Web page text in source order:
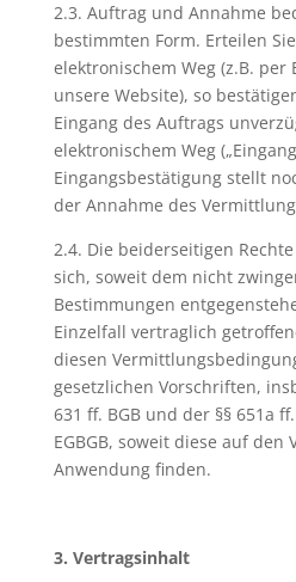
Einzelleistung
2.3. Auftrag und Annahme
bestimmten Form. Erteilen
elektronischem Weg (z.B. per
unsere Website), so
Eingang des Auftrags
elektronischem Weg
Eingangsbestätigung stellt
der Annahme des
2.4. Die beiderseitigen
sich, soweit dem nicht
Bestimmungen
Einzelfall vertraglich
diesen
gesetzlichen Vorschriften,
631 ff. BGB und der §§ 651a
EGBGB, soweit diese auf
Anwendung finden.
3. Vertragsinhalt